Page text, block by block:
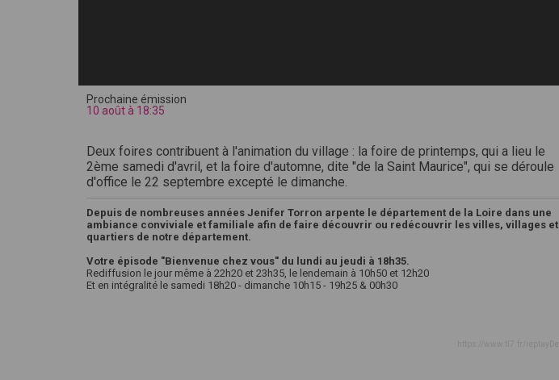
Prochaine émission
10 août à 18:35
Deux foires contribuent à l'animation du village : la foire de printemps, qui a lieu le
2ème samedi d'avril, et la foire d'automne, dite "de la Saint Maurice", qui se déroule
d'office le 22 septembre excepté le dimanche.
Depuis de nombreuses années Jenifer Torron arpente le département de la Loire dans une
ambiance conviviale et familiale afin de faire découvrir ou redécouvrir les villes, villages et
quartiers de notre département.
Votre épisode "Bienvenue chez vous" du lundi au jeudi à 18h35.
Rediffusion le jour même à 22h20 et 23h35, le lendemain à 10h50 et 12h20
Et en intégralité le samedi 18h20 - dimanche 10h15 - 19h25 & 00h30